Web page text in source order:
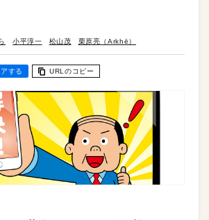
小平淳一 松山茂 栗原亮（Arkhē）
する URLのコピー